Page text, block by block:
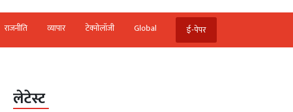
राजनीति व्‍यापार टेक्‍नोलॉजी Global ई-पेपर
लेटेस्ट